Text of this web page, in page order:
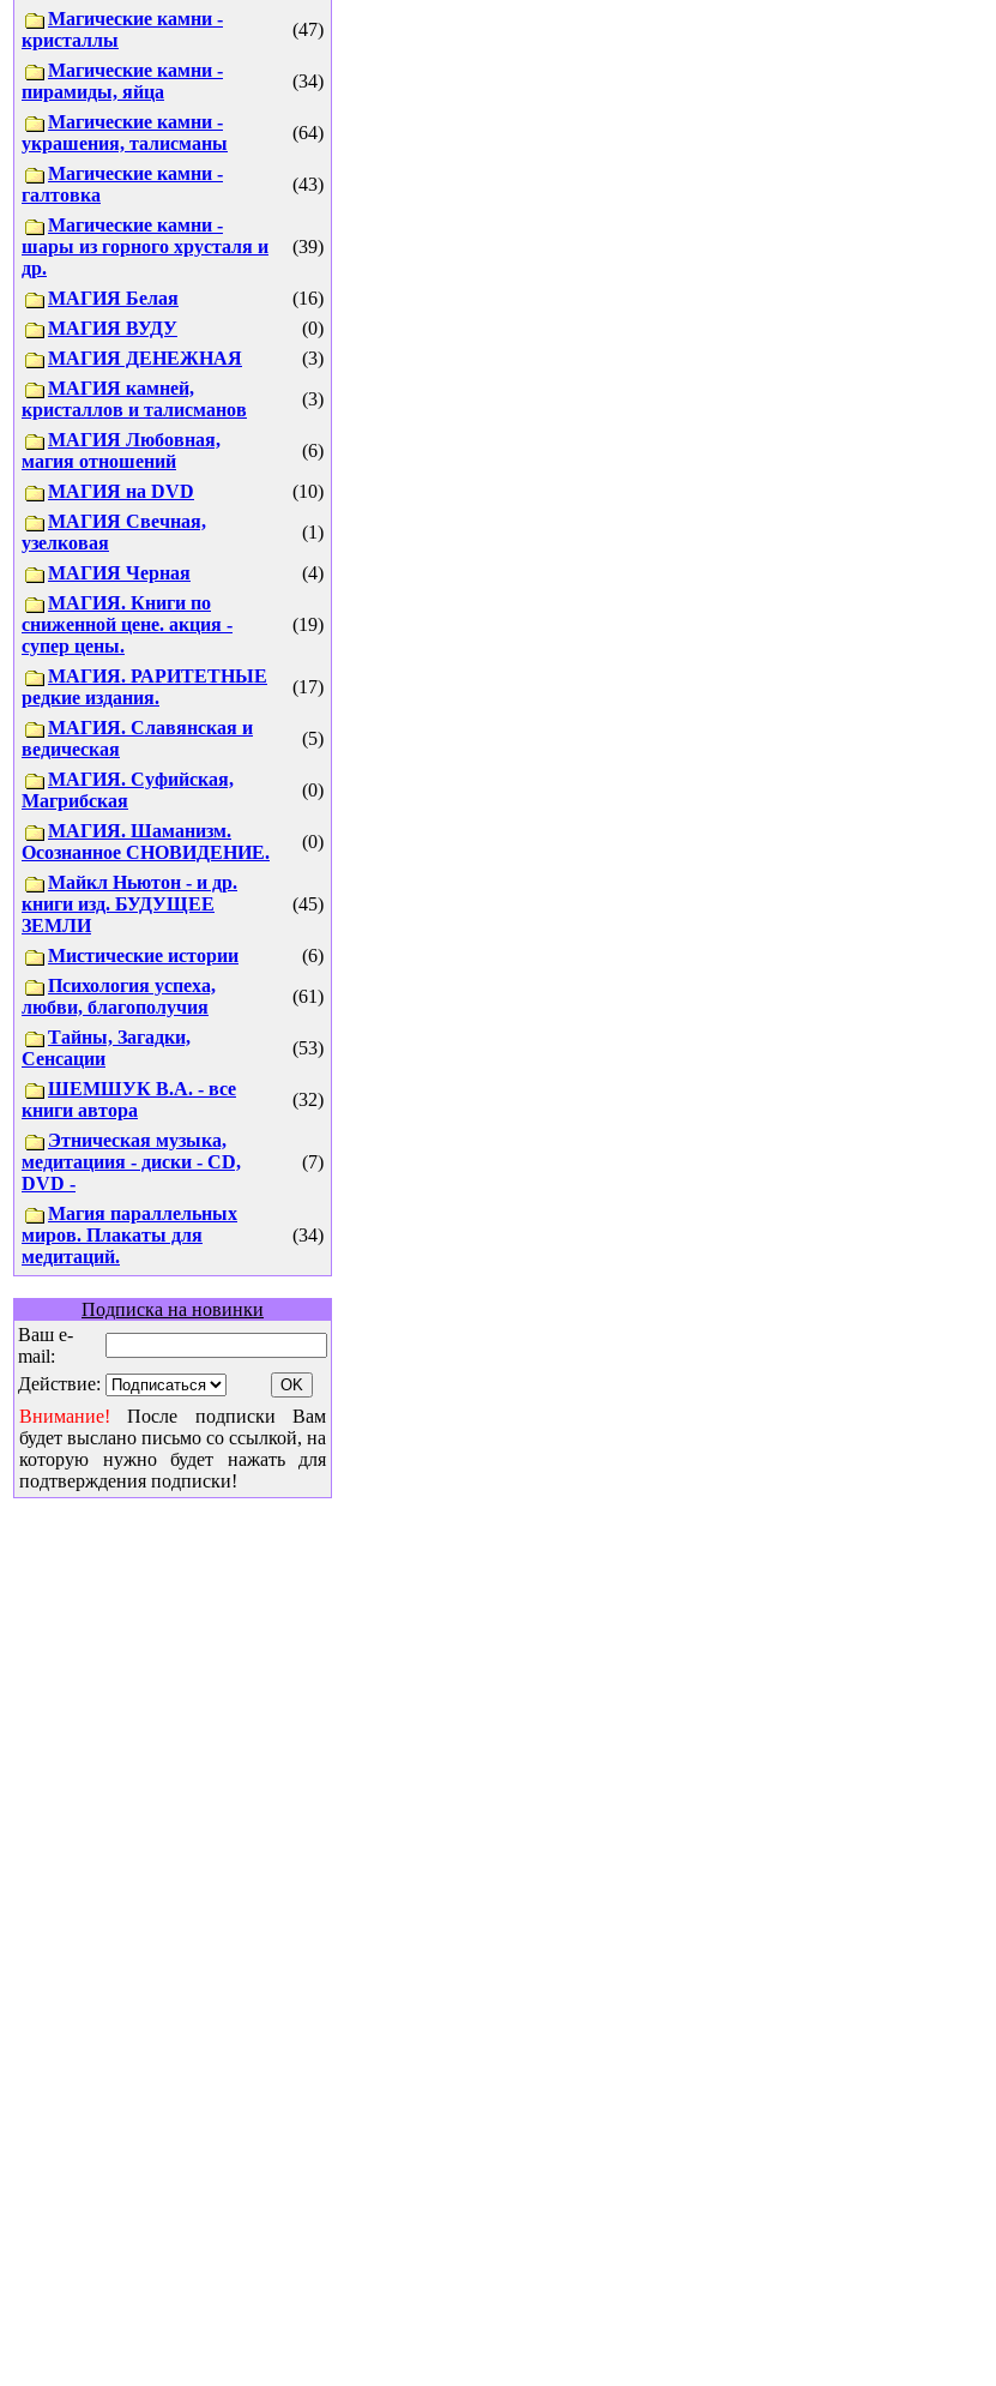
Магические камни -
кристаллы
(47)
Магические камни -
пирамиды, яйца
(34)
Магические камни -
украшения, талисманы
(64)
Магические камни -
галтовка
(43)
Магические камни -
шары из горного хрусталя и
др.
(39)
МАГИЯ Белая
(16)
МАГИЯ ВУДУ
(0)
МАГИЯ ДЕНЕЖНАЯ
(3)
МАГИЯ камней,
кристаллов и талисманов
(3)
МАГИЯ Любовная,
магия отношений
(6)
МАГИЯ на DVD
(10)
МАГИЯ Свечная,
узелковая
(1)
МАГИЯ Черная
(4)
МАГИЯ. Книги по
сниженной цене. акция -
супер цены.
(19)
МАГИЯ. РАРИТЕТНЫЕ
редкие издания.
(17)
МАГИЯ. Славянская и
ведическая
(5)
МАГИЯ. Суфийская,
Магрибская
(0)
МАГИЯ. Шаманизм.
Осознанное СНОВИДЕНИЕ.
(0)
Майкл Ньютон - и др.
книги изд. БУДУЩЕЕ
ЗЕМЛИ
(45)
Мистические истории
(6)
Психология успеха,
любви, благополучия
(61)
Тайны, Загадки,
Сенсации
(53)
ШЕМШУК В.А. - все
книги автора
(32)
Этническая музыка,
медитациия - диски - CD,
DVD -
(7)
Магия параллельных
миров. Плакаты для
медитаций.
(34)
Подписка на новинки
Ваш e-
mail:
Действие:
Внимание! После подписки Вам
будет выслано письмо со ссылкой, на
которую нужно будет нажать для
подтверждения подписки!